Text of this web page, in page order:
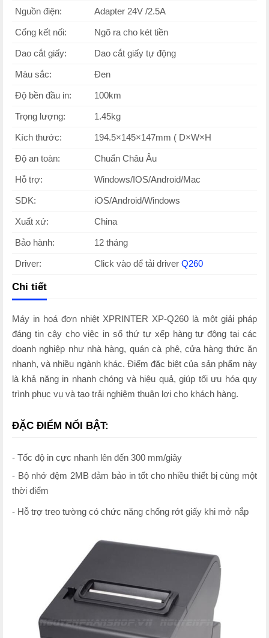
Nguồn điện: Adapter 24V /2.5A
Cổng kết nối: Ngõ ra cho két tiền
Dao cắt giấy: Dao cắt giấy tự động
Màu sắc: Đen
Độ bền đầu in: 100km
Trọng lượng: 1.45kg
Kích thước: 194.5×145×147mm ( D×W×H
Độ an toàn: Chuẩn Châu Âu
Hỗ trợ: Windows/IOS/Android/Mac
SDK: iOS/Android/Windows
Xuất xứ: China
Bảo hành: 12 tháng
Driver: Click vào để tải driver Q260
Chi tiết
Máy in hoá đơn nhiệt XPRINTER XP-Q260 là một giải pháp
đáng tin cậy cho việc in số thứ tự xếp hàng tự động tại các
doanh nghiệp như nhà hàng, quán cà phê, cửa hàng thức ăn
nhanh, và nhiều ngành khác. Điểm đặc biệt của sản phẩm này
là khả năng in nhanh chóng và hiệu quả, giúp tối ưu hóa quy
trình phục vụ và tạo trải nghiệm thuận lợi cho khách hàng.
ĐẶC ĐIỂM NỔI BẬT:
- Tốc độ in cực nhanh lên đến 300 mm/giây
- Bộ nhớ đệm 2MB đảm bảo in tốt cho nhiều thiết bị cùng một
thời điểm
- Hỗ trợ treo tường có chức năng chống rớt giấy khi mở nắp